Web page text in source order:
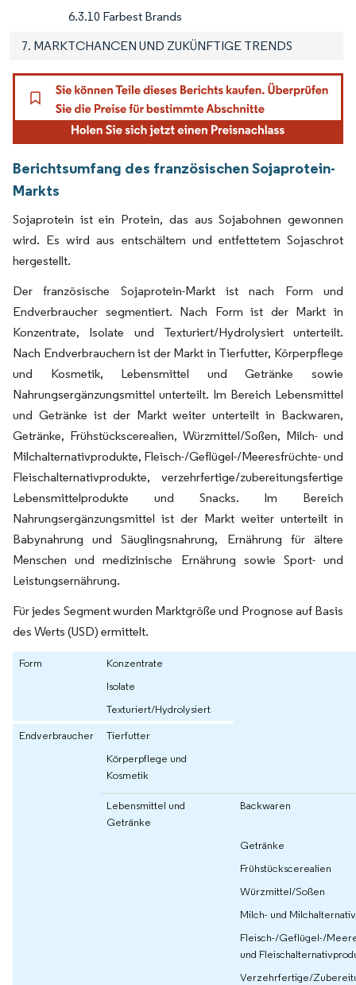
6.3.10 Farbest Brands
7. MARKTCHANCEN UND ZUKÜNFTIGE TRENDS
Berichtsumfang des französischen Sojaprotein-
Markts
Sojaprotein ist ein Protein, das aus Sojabohnen gewonnen
wird. Es wird aus entschältem und entfettetem Sojaschrot
hergestellt.
Der französische Sojaprotein-Markt ist nach Form und
Endverbraucher segmentiert. Nach Form ist der Markt in
Konzentrate, Isolate und Texturiert/Hydrolysiert unterteilt.
Nach Endverbrauchern ist der Markt in Tierfutter, Körperpflege
und Kosmetik, Lebensmittel und Getränke sowie
Nahrungsergänzungsmittel unterteilt. Im Bereich Lebensmittel
und Getränke ist der Markt weiter unterteilt in Backwaren,
Getränke, Frühstückscerealien, Würzmittel/Soßen, Milch- und
Milchalternativprodukte, Fleisch-/Geflügel-/Meeresfrüchte- und
Fleischalternativprodukte, verzehrfertige/zubereitungsfertige
Lebensmittelprodukte und Snacks. Im Bereich
Nahrungsergänzungsmittel ist der Markt weiter unterteilt in
Babynahrung und Säuglingsnahrung, Ernährung für ältere
Menschen und medizinische Ernährung sowie Sport- und
Leistungsernährung.
Für jedes Segment wurden Marktgröße und Prognose auf Basis
des Werts (USD) ermittelt.
Form
Konzentrate
Isolate
Texturiert/Hydrolysiert
Endverbraucher
Tierfutter
Körperpflege und
Kosmetik
Lebensmittel und
Getränke
Backwaren
Getränke
Frühstückscerealien
Würzmittel/Soßen
Milch- und
Fleisch-/Geflügel-/
und
Verzehrfertige/